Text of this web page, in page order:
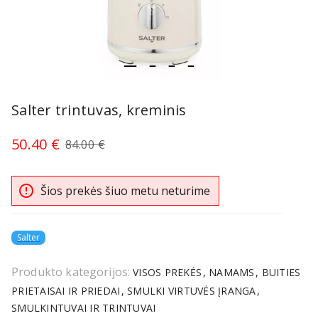
Salter trintuvas, kreminis
50.40 € 84.00 €
error_outline Šios prekės šiuo metu neturime
Salter
Produkto kategorijos: VISOS PREKĖS NAMAMS BUITIES
PRIETAISAI IR PRIEDAI SMULKI VIRTUVĖS ĮRANGA
SMULKINTUVAI IR TRINTUVAI